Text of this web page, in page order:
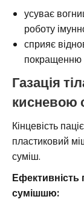
усуває
роботу
сприяє
покращенню
Газація
кисневою
Кінцевість
пластиковий
суміш.
Ефективність
сумішшю: